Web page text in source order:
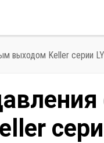
выходом Keller серии LY